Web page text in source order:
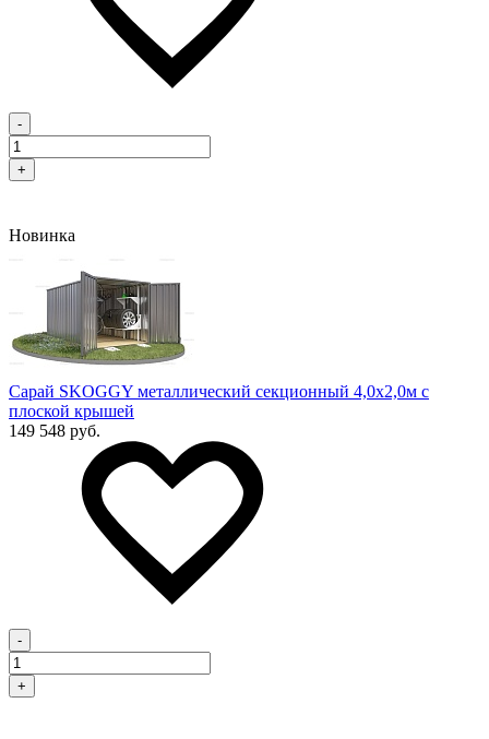
-
+
Новинка
Сарай SKOGGY металлический секционный 4,0х2,0м с
плоской крышей
149 548 руб.
-
+